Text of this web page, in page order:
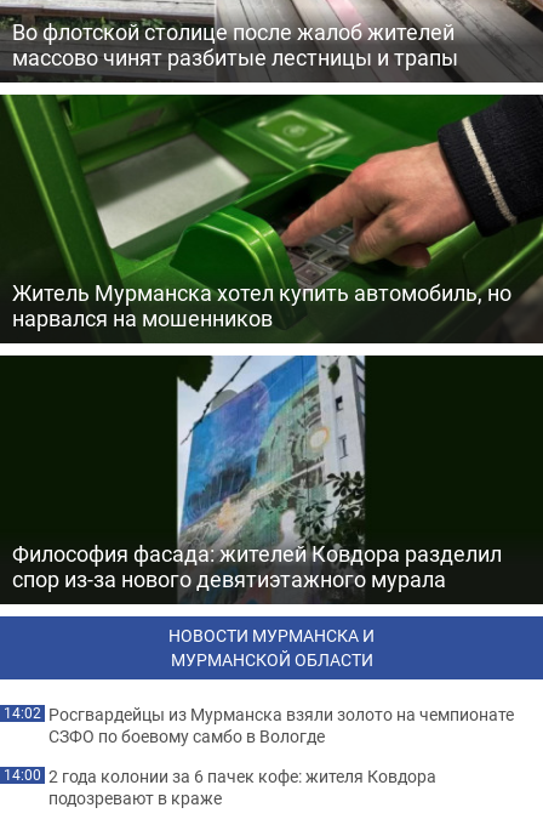
Во флотской столице после жалоб жителей
массово чинят разбитые лестницы и трапы
Житель Мурманска хотел купить автомобиль, но
нарвался на мошенников
Философия фасада: жителей Ковдора разделил
спор из-за нового девятиэтажного мурала
НОВОСТИ МУРМАНСКА И
МУРМАНСКОЙ ОБЛАСТИ
14:02 Росгвардейцы из Мурманска взяли золото на чемпионате
СЗФО по боевому самбо в Вологде
14:00 2 года колонии за 6 пачек кофе: жителя Ковдора
подозревают в краже